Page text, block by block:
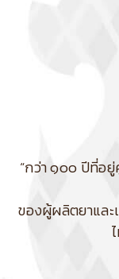
“กว่า ๑๐๐ ปีที่อ
ของผู้ผลิตยาแล